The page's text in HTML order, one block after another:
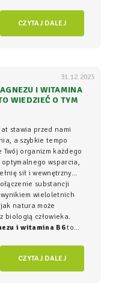
się cała
CZYTAJ DALEJ
31.12.2025
I WITAMINA
WIEDZIEĆ O TYM
stawia przed nami
a szybkie tempo
Twój organizm każdego
wsparcia,
sił i wewnętrzny
substancji
wieloletnich
natura może
biologią człowieka.
i witamina B6to
wspierania
wysoką skuteczność z
CZYTAJ DALEJ